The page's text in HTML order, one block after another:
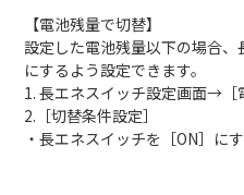
【電池残量で切替】
設定した電池残量以下の場合、
にするよう設定できます。
1. 長エネスイッチ設定画面→［
2.［切替条件設定］
・長エネスイッチを［ON］に